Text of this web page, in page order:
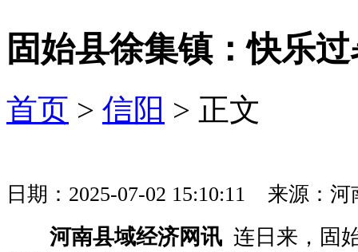
固始县徐集镇：快乐
首页 > 信阳 > 正文
日期：2025-07-02 15:10:11 来源：
河南县域经济网讯 连日来，固